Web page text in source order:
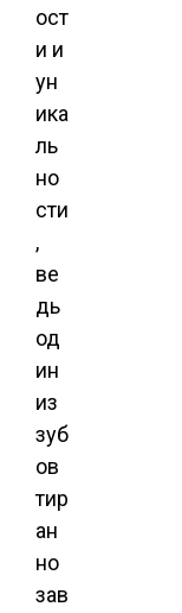
ост
и и
ун
ика
ль
но
сти
,
ве
дь
од
ин
из
зуб
ов
тир
ан
но
зав